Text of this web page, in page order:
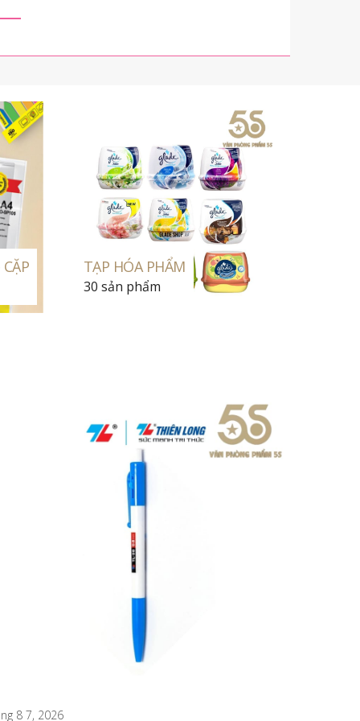
TẠP HÓA PHẨM
30 sản phẩm
8 6, 2026